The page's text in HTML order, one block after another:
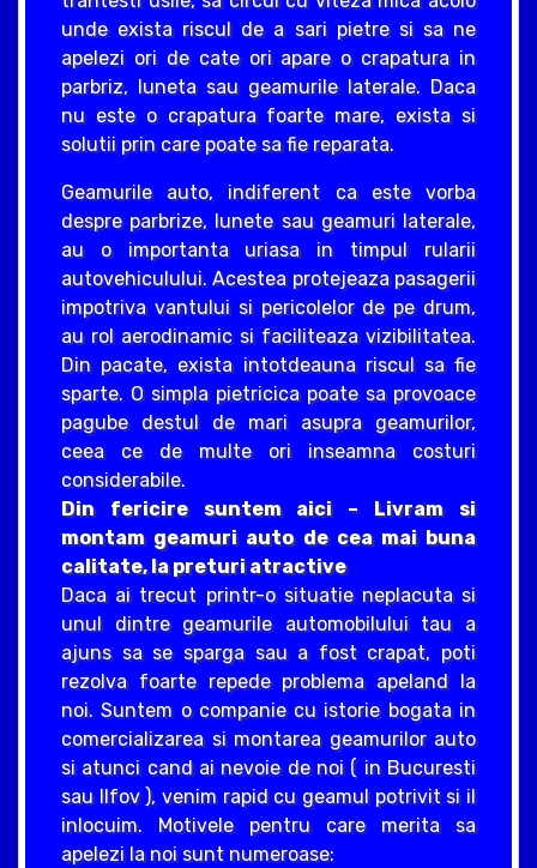
unde exista riscul de a sari pietre si sa ne
apelezi ori de cate ori apare o crapatura in
parbriz, luneta sau geamurile laterale. Daca
nu este o crapatura foarte mare, exista si
solutii prin care poate sa fie reparata.
Geamurile auto, indiferent ca este vorba
despre parbrize, lunete sau geamuri laterale,
au o importanta uriasa in timpul rularii
autovehiculului. Acestea protejeaza pasagerii
impotriva vantului si pericolelor de pe drum,
au rol aerodinamic si faciliteaza vizibilitatea.
Din pacate, exista intotdeauna riscul sa fie
sparte. O simpla pietricica poate sa provoace
pagube destul de mari asupra geamurilor,
ceea ce de multe ori inseamna costuri
considerabile.
Din fericire suntem aici – Livram si
montam geamuri auto de cea mai buna
calitate, la preturi atractive
Daca ai trecut printr-o situatie neplacuta si
unul dintre geamurile automobilului tau a
ajuns sa se sparga sau a fost crapat, poti
rezolva foarte repede problema apeland la
noi. Suntem o companie cu istorie bogata in
comercializarea si montarea geamurilor auto
si atunci cand ai nevoie de noi ( in Bucuresti
sau Ilfov ), venim rapid cu geamul potrivit si il
inlocuim. Motivele pentru care merita sa
apelezi la noi sunt numeroase: